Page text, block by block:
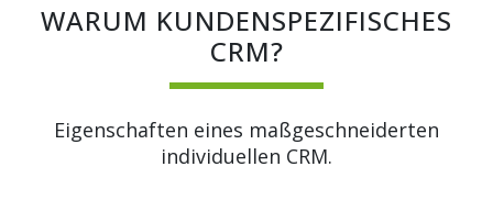
WARUM KUNDENSPEZIFISCHES
CRM?
Eigenschaften eines maßgeschneiderten
individuellen CRM.